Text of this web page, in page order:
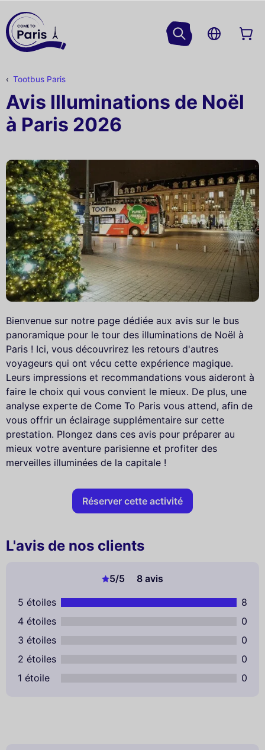
Tootbus Paris
Avis Illuminations de Noël
à Paris 2026
Bienvenue sur notre page dédiée aux avis sur le bus
panoramique pour le tour des illuminations de Noël à
Paris ! Ici, vous découvrirez les retours d'autres
voyageurs qui ont vécu cette expérience magique.
Leurs impressions et recommandations vous aideront à
faire le choix qui vous convient le mieux. De plus, une
analyse experte de Come To Paris vous attend, afin de
vous offrir un éclairage supplémentaire sur cette
prestation. Plongez dans ces avis pour préparer au
mieux votre aventure parisienne et profiter des
merveilles illuminées de la capitale !
Réserver cette activité
L'avis de nos clients
5/5
8 avis
5 étoiles
8
4 étoiles
0
3 étoiles
0
2 étoiles
0
1 étoile
0